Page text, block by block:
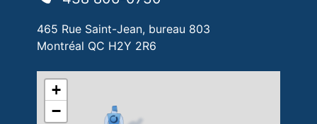
465 Rue Saint-Jean, bureau 803
Montréal QC H2Y 2R6
+
−